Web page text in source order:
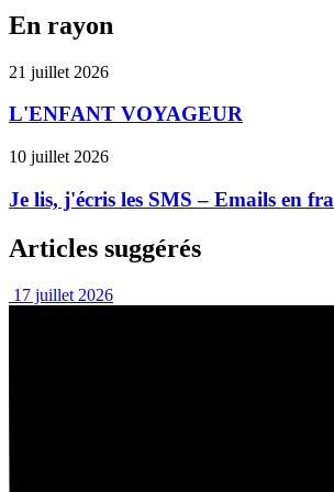
En rayon
21 juillet 2026
L'ENFANT VOYAGEUR
10 juillet 2026
Je lis, j'écris les SMS – Emails en
Articles suggérés
17 juillet 2026